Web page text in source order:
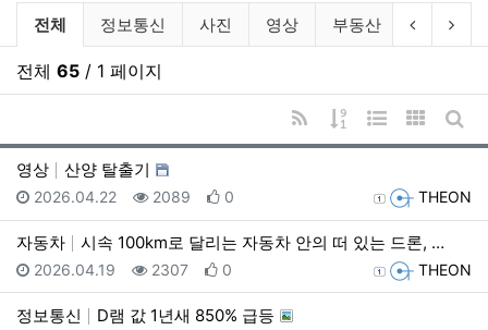
기타 분류 목록
전체 정보통신 사진 영상 부동산 자동차
이전 분류
다
전체 65 / 1 페이지
RSS
게시물 정렬
웹진 스타일
갤러리게
영상
산양 탈출기
등록자 THEON
등록일
2026.04.22 조회
2089 추천
0
자동차 시속 100km로 달리는 자동차 안의 떠 있는 드론, …
등록자 THEON
등록일
2026.04.19 조회
2307 추천
0
정보통신 D램 값 1년새 850% 급등